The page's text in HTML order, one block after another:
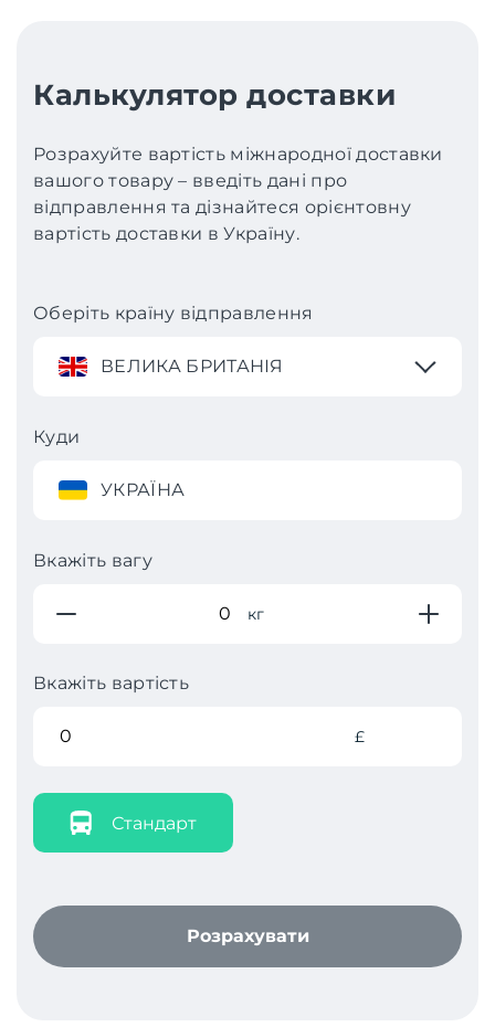
Калькулятор доставки
Розрахуйте вартість міжнародної доставки
вашого товару – введіть дані про
відправлення та дізнайтеся орієнтовну
вартість доставки в Україну.
Оберіть країну відправлення
ВЕЛИКА БРИТАНІЯ
Куди
УКРАЇНА
Вкажіть вагу
кг
Вкажіть вартість
£
Стандарт
Розрахувати